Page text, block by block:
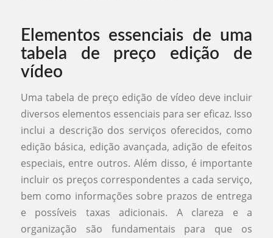
Elementos essenciais de uma
tabela de preço edição de
vídeo
Uma tabela de preço edição de vídeo deve incluir
diversos elementos essenciais para ser eficaz. Isso
inclui a descrição dos serviços oferecidos, como
edição básica, edição avançada, adição de efeitos
especiais, entre outros. Além disso, é importante
incluir os preços correspondentes a cada serviço,
bem como informações sobre prazos de entrega
e possíveis taxas adicionais. A clareza e a
organização são fundamentais para que os